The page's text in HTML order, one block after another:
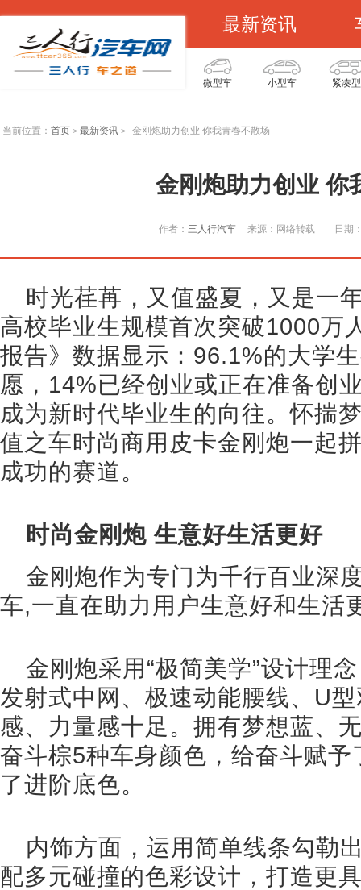
最新资讯
微型车 小型车 紧凑型
当前位置： 首页 > 最新资讯 > 金刚炮助力创业 你我青春不散场
金刚炮助力创业 你
作者： 三人行汽车 来源：网络转载 日期
时光荏苒，又值盛夏，又是一
高校毕业生规模首次突破1000万
报告》数据显示：96.1%的大学
愿，14%已经创业或正在准备创
成为新时代毕业生的向往。怀揣
值之车时尚商用皮卡金刚炮一起
成功的赛道。
时尚金刚炮 生意好生活更好
金刚炮作为专门为千行百业深
车,一直在助力用户生意好和生活
金刚炮采用“极简美学”设计理
发射式中网、极速动能腰线、U
感、力量感十足。拥有梦想蓝、
奋斗棕5种车身颜色，给奋斗赋
了进阶底色。
内饰方面，运用简单线条勾勒
配多元碰撞的色彩设计，打造更